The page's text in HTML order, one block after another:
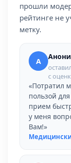
прошли
рейтинге не
метку.
А
с
«Потратил
пользой
прием
у меня
Вам!»